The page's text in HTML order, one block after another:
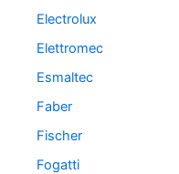
Electrolux
Elettromec
Esmaltec
Faber
Fischer
Fogatti